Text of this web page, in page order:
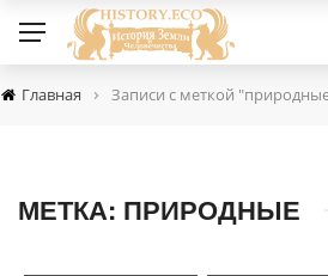
Главная › Записи с меткой
МЕТКА: ПРИРОДНЫЕ